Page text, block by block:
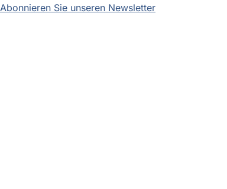
Abonnieren Sie unseren Newsletter